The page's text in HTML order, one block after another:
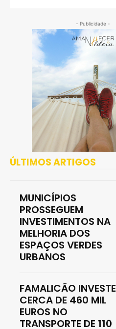
- Publicidade -
ÚLTIMOS ARTIGOS
MUNICÍPIOS
PROSSEGUEM
INVESTIMENTOS NA
MELHORIA DOS
ESPAÇOS VERDES
URBANOS
FAMALICÃO INVESTE
CERCA DE 460 MIL
EUROS NO
TRANSPORTE DE 110